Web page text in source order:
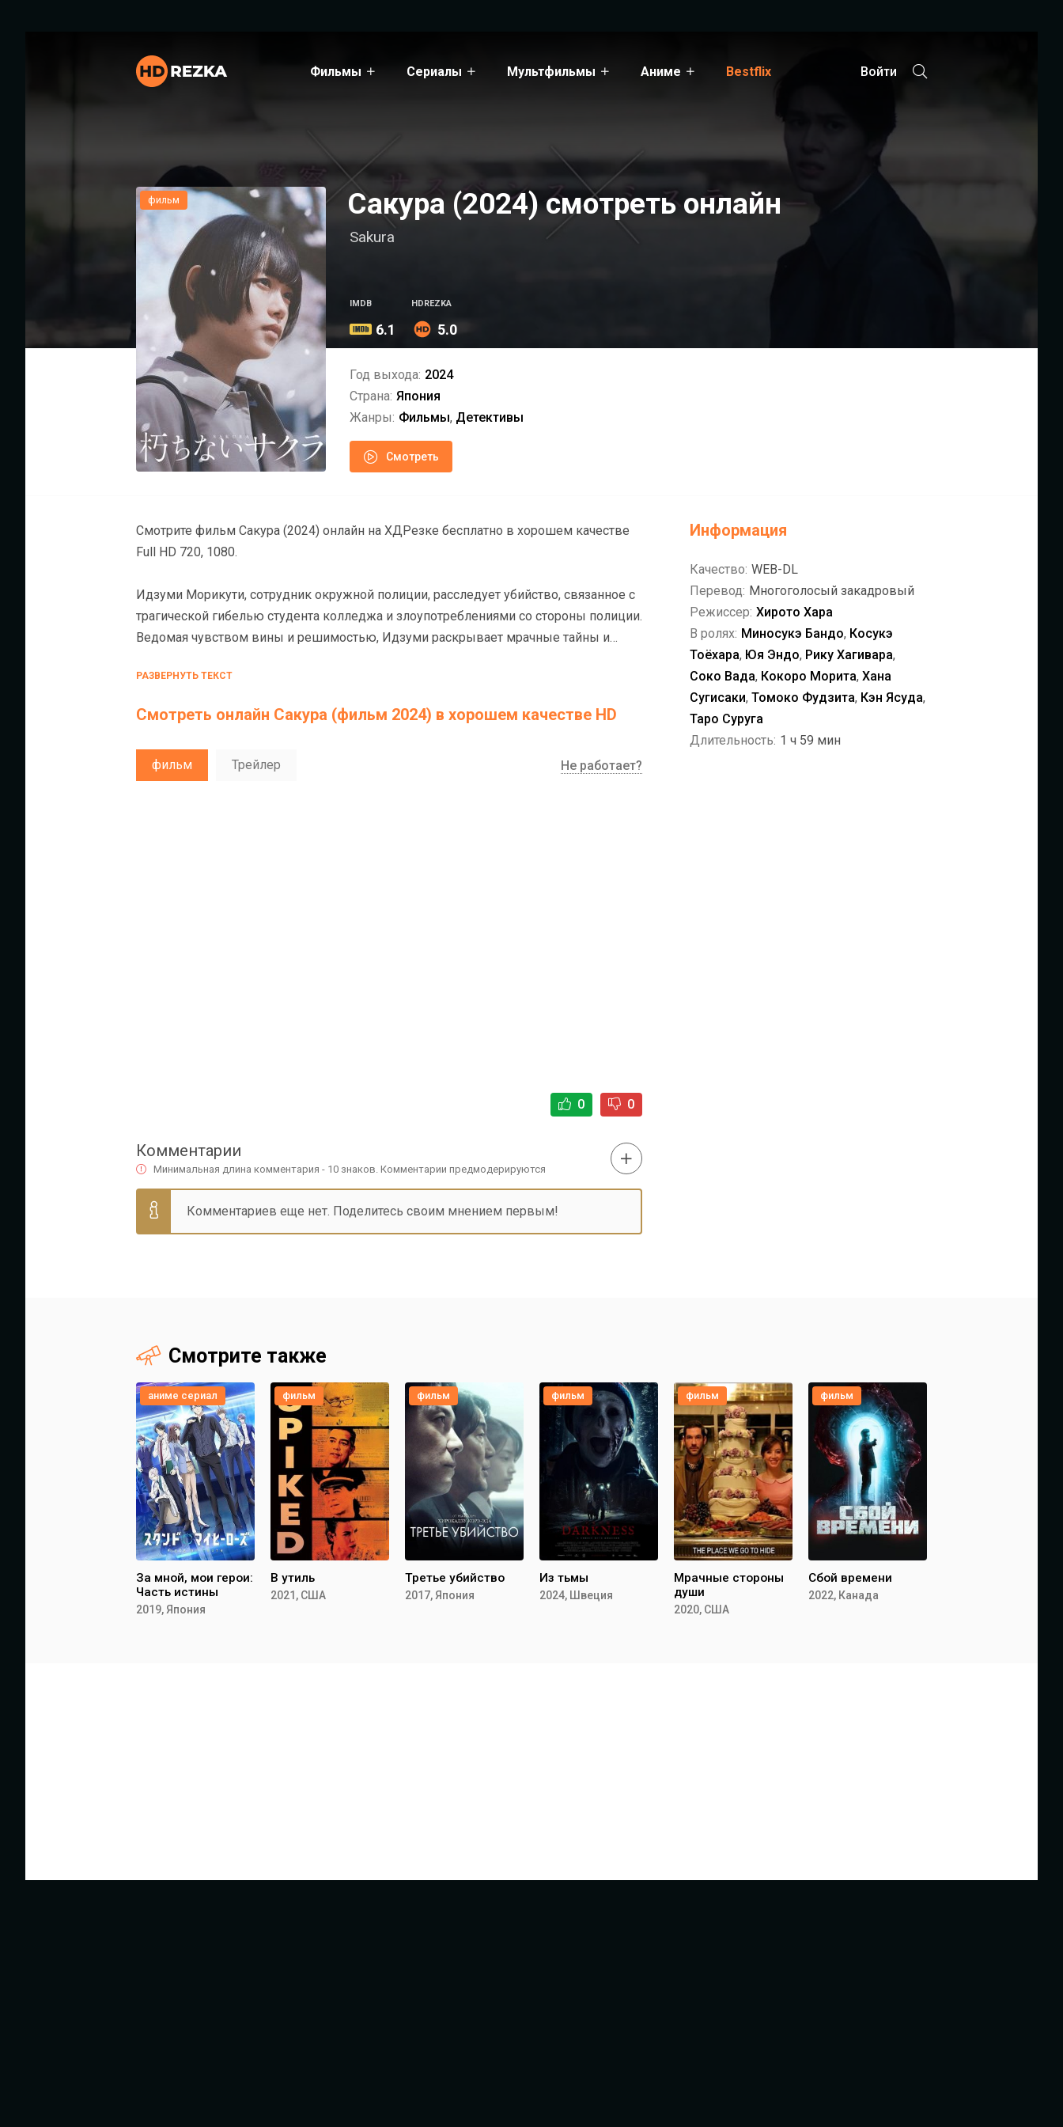
Фильмы Сериалы Мультфильмы Аниме Bestflix Войти
Сакура (2024) смотреть онлайн
фильм
Sakura
IMDB
6.1
HDREZKA
5.0
Год выхода: 2024
Страна: Япония
Жанры: Фильмы, Детективы
Смотреть
Смотрите фильм Сакура (2024) онлайн на ХДРезке бесплатно в хорошем качестве
Full HD 720, 1080.
Идзуми Морикути, сотрудник окружной полиции, расследует убийство, связанное с
трагической гибелью студента колледжа и злоупотреблениями со стороны полиции.
Ведомая чувством вины и решимостью, Идзуми раскрывает мрачные тайны и
РАЗВЕРНУТЬ ТЕКСТ
Смотреть онлайн Сакура (фильм 2024) в хорошем качестве HD
фильм Трейлер Не работает?
0 0
Комментарии
Минимальная длина комментария - 10 знаков. Комментарии предмодерируются
Комментариев еще нет. Поделитесь своим мнением первым!
Информация
Качество: WEB-DL
Перевод: Многоголосый закадровый
Режиссер: Хирото Хара
В ролях: Миносукэ Бандо, Косукэ
Тоёхара, Юя Эндо, Рику Хагивара,
Соко Вада, Кокоро Морита, Хана
Сугисаки, Томоко Фудзита, Кэн Ясуда,
Таро Суруга
Длительность: 1 ч 59 мин
Смотрите также
аниме сериал
За мной, мои герои:
Часть истины
2019, Япония
фильм
В утиль
2021, США
фильм
Третье убийство
2017, Япония
фильм
Из тьмы
2024, Швеция
фильм
Мрачные стороны
души
2020, США
фильм
Сбой времени
2022, Канада